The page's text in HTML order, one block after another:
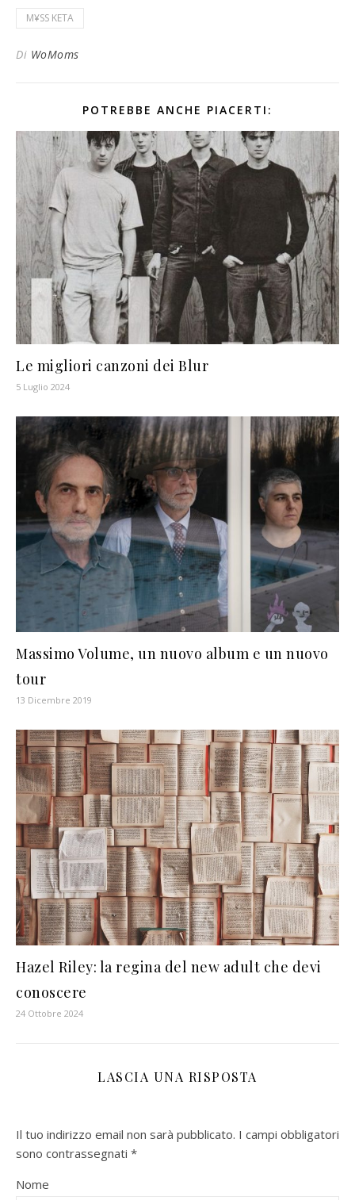
M¥SS KETA
Di WoMoms
POTREBBE ANCHE PIACERTI:
Le migliori canzoni dei Blur
5 Luglio 2024
Massimo Volume, un nuovo album e un nuovo
tour
13 Dicembre 2019
Hazel Riley: la regina del new adult che devi
conoscere
24 Ottobre 2024
LASCIA UNA RISPOSTA
Il tuo indirizzo email non sarà pubblicato. I campi obbligatori
sono contrassegnati *
Nome